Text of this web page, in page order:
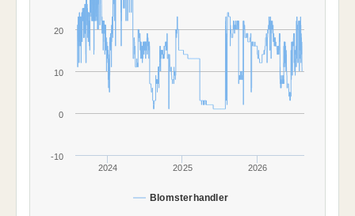
Blomsterhandler
2024 2025 2026
-10
0
10
20